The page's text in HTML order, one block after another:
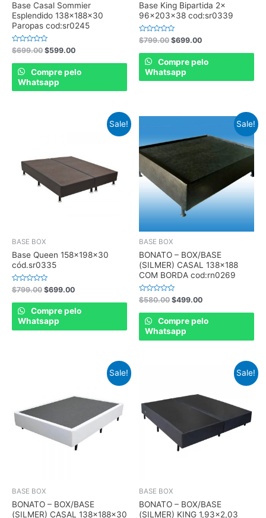
Base Casal Sommier
Esplendido 138x188x30
Paropas cod:sr0245
Rated
0
out
$699.00 $599.00
Compre pelo
Whatsapp
Base King Bipartida 2x
96x203x38 cod:sr0339
Rated
0
out
$799.00 $699.00
Compre pelo
Whatsapp
Sale!
BASE BOX
Base Queen 158x198x30
cód.sr0335
Rated
0
out
$799.00 $699.00
Compre pelo
Whatsapp
Sale!
BASE BOX
BONATO – BOX/BASE
(SILMER) CASAL 138×188
COM BORDA cod:rn0269
Rated
0
out
$580.00 $499.00
Compre pelo
Whatsapp
Sale!
BASE BOX
BONATO – BOX/BASE
(SILMER) CASAL 138x188x30
Sale!
BASE BOX
BONATO – BOX/BASE
(SILMER) KING 1,93×2,03